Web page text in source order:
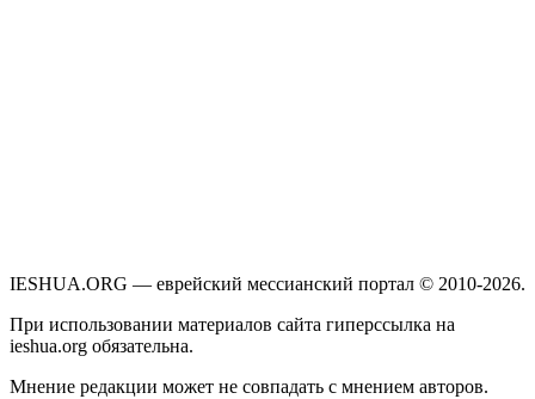
IESHUA.ORG — еврейский мессианский портал © 2010-2026.
При использовании материалов сайта гиперссылка на
ieshua.org обязательна.
Мнение редакции может не совпадать с мнением авторов.